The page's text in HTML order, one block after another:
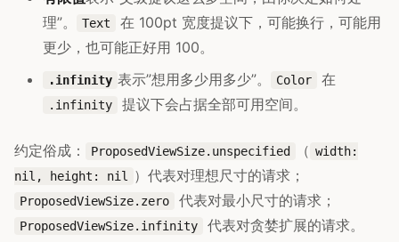
理”。
Text
在 100pt 宽度提议下，可能换行，可能用
更少，也可能正好用 100。
.infinity 表示”想用多少用多少”。 Color 在
.infinity 提议下会占据全部可用空间。
约定俗成： ProposedViewSize.unspecified （ width:
nil, height: nil ）代表对理想尺寸的请求；
ProposedViewSize.zero 代表对最小尺寸的请求；
ProposedViewSize.infinity 代表对贪婪扩展的请求。